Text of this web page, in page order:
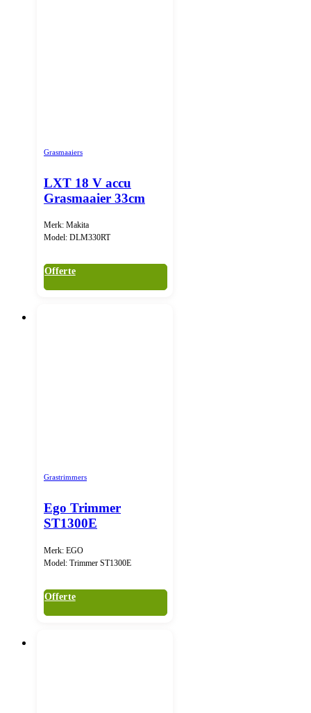
Grasmaaiers
LXT 18 V accu
Grasmaaier 33cm
Merk: Makita
Model: DLM330RT
Offerte
Grastrimmers
Ego Trimmer
ST1300E
Merk: EGO
Model: Trimmer ST1300E
Offerte